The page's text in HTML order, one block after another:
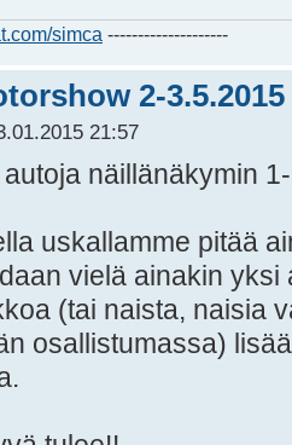
simca --------------------
2-3.5.2015
21:57
näillänäkymin
uskallamme pitää
vielä ainakin yksi
(tai naista, naisia
osallistumassa)